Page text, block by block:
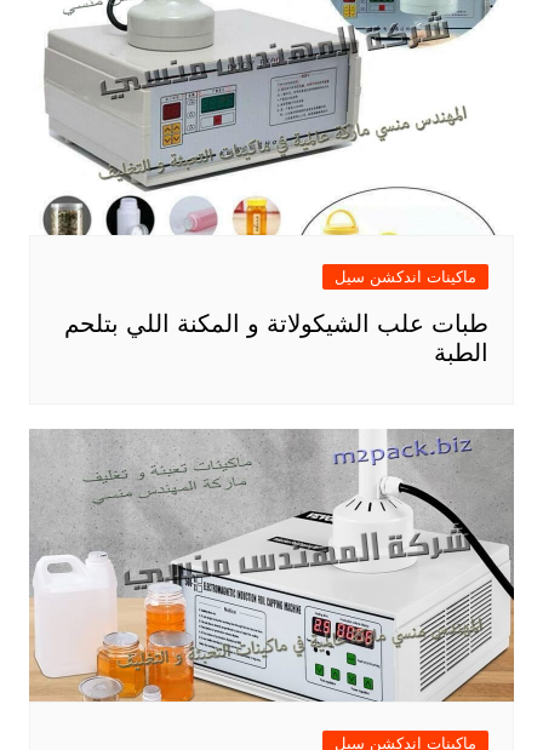
ماكينات اندكشن سيل
طبات علب الشيكولاتة و المكنة اللي بتلحم
الطبة
ماكينات اندكشن سيل